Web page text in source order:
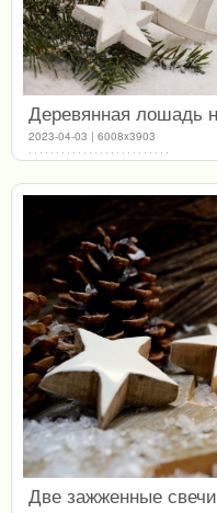
Деревянная лошадь
2023-04-03 | 6008x3903
Две зажженные